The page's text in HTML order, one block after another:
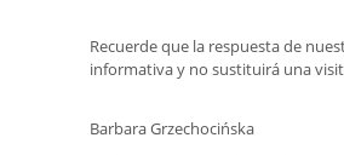
Recuerde que la respuesta de
informativa y no sustituirá una
Barbara Grzechocińska